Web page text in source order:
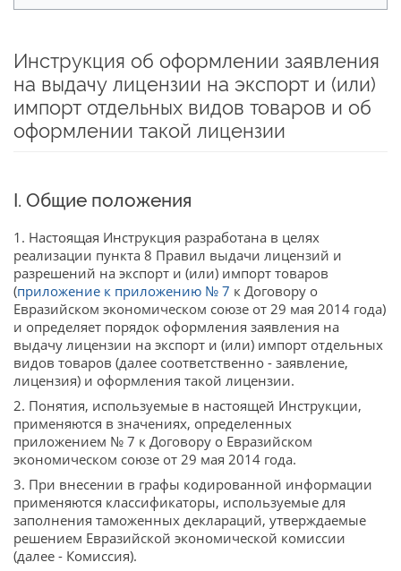
Инструкция об оформлении заявления
на выдачу лицензии на экспорт и (или)
импорт отдельных видов товаров и об
оформлении такой лицензии
I. Общие положения
1. Настоящая Инструкция разработана в целях
реализации пункта 8 Правил выдачи лицензий и
разрешений на экспорт и (или) импорт товаров
(приложение к приложению № 7 к Договору о
Евразийском экономическом союзе от 29 мая 2014 года)
и определяет порядок оформления заявления на
выдачу лицензии на экспорт и (или) импорт отдельных
видов товаров (далее соответственно - заявление,
лицензия) и оформления такой лицензии.
2. Понятия, используемые в настоящей Инструкции,
применяются в значениях, определенных
приложением № 7 к Договору о Евразийском
экономическом союзе от 29 мая 2014 года.
3. При внесении в графы кодированной информации
применяются классификаторы, используемые для
заполнения таможенных деклараций, утверждаемые
решением Евразийской экономической комиссии
(далее - Комиссия).